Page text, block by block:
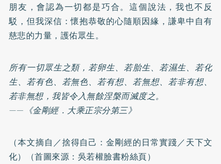
朋友，會認為一切都是巧合。這個說法，我也不反
駁，但我深信：懷抱恭敬的心隨順因緣，謙卑中自有
慈悲的力量，護佑眾生。
所有一切眾生之類，若卵生、若胎生、若濕生、若化
生、若有色、若無色、若有想、若無想、若非有想、
若非無想，我皆令入無餘涅槃而滅度之。
——《金剛經．大乘正宗分第三》
（本文摘自／捨得自己：金剛經的日常實踐／天下文
化）（首圖來源： 吳若權臉書粉絲頁）